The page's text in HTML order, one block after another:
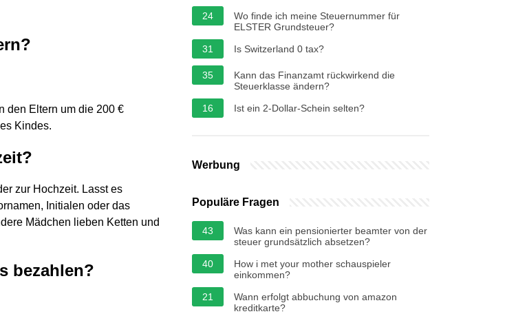
den Eltern um die 200 €
Kindes.
zur Hochzeit. Lasst es
Initialen oder das
Mädchen lieben Ketten und
bezahlen?
24
Wo finde ich meine Steuernummer für
ELSTER Grundsteuer?
31
Is Switzerland 0 tax?
35
Kann das Finanzamt rückwirkend die
Steuerklasse ändern?
16
Ist ein 2-Dollar-Schein selten?
Werbung
Populäre Fragen
43
Was kann ein pensionierter beamter von der
steuer grundsätzlich absetzen?
40
How i met your mother schauspieler
einkommen?
21
Wann erfolgt abbuchung von amazon
kreditkarte?